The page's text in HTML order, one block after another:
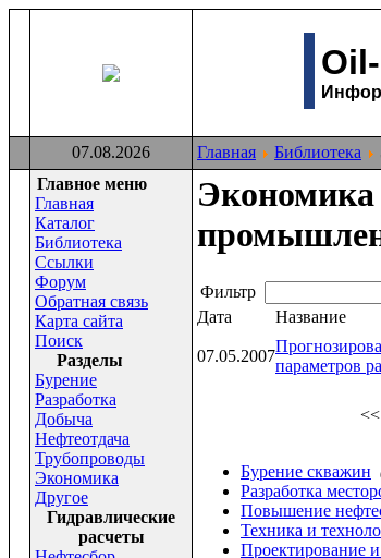
07.08.2026
Главная Библиотека
Главное меню
Главная
Каталог
Библиотека
Ссылки
Форум
Обратная связь
Карта сайта
Поиск
Раздeлы
Бурение
Разработка
Добыча
Нефтеотдача
Трубопроводы
Экономика
Другое
Гидравлические
расчеты
Фильтр
Дата
Название
07.05.2007
параметров
Бурение скважин
Разработка
Повышение
Техника и
Проектирование и